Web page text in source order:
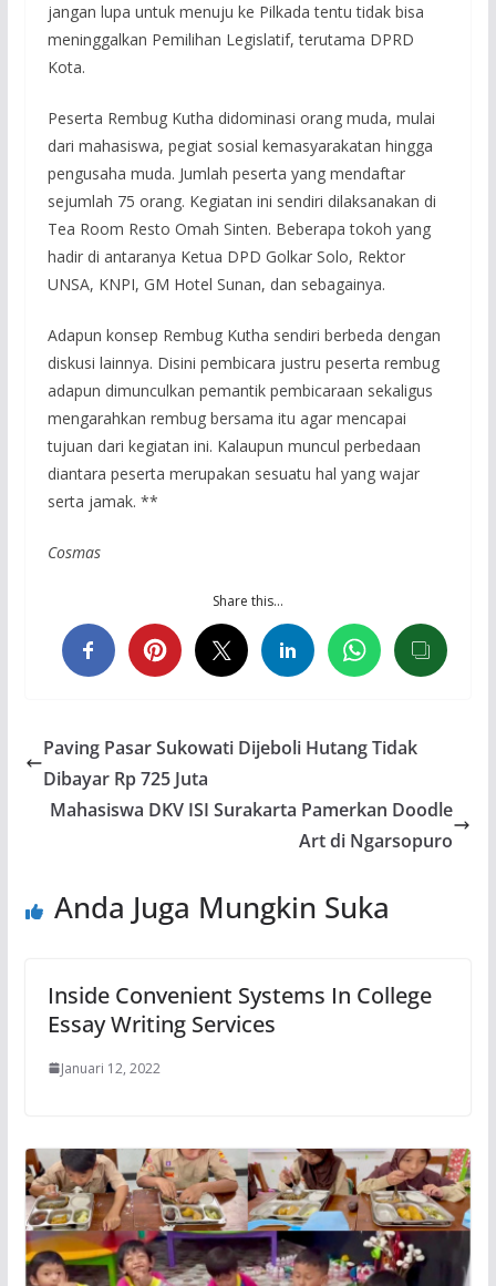
jangan lupa untuk menuju ke Pilkada tentu tidak bisa
meninggalkan Pemilihan Legislatif, terutama DPRD
Kota.
Peserta Rembug Kutha didominasi orang muda, mulai
dari mahasiswa, pegiat sosial kemasyarakatan hingga
pengusaha muda. Jumlah peserta yang mendaftar
sejumlah 75 orang. Kegiatan ini sendiri dilaksanakan di
Tea Room Resto Omah Sinten. Beberapa tokoh yang
hadir di antaranya Ketua DPD Golkar Solo, Rektor
UNSA, KNPI, GM Hotel Sunan, dan sebagainya.
Adapun konsep Rembug Kutha sendiri berbeda dengan
diskusi lainnya. Disini pembicara justru peserta rembug
adapun dimunculkan pemantik pembicaraan sekaligus
mengarahkan rembug bersama itu agar mencapai
tujuan dari kegiatan ini. Kalaupun muncul perbedaan
diantara peserta merupakan sesuatu hal yang wajar
serta jamak. **
Cosmas
Share this…
Paving Pasar Sukowati Dijeboli Hutang Tidak
Dibayar Rp 725 Juta
Mahasiswa DKV ISI Surakarta Pamerkan Doodle
Art di Ngarsopuro
Anda Juga Mungkin Suka
Inside Convenient Systems In College
Essay Writing Services
Januari 12, 2022